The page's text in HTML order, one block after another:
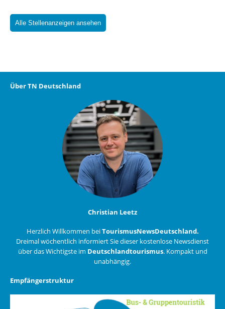
Alle Stellenanzeigen ansehen
Über TN Deutschland
Christian Leetz
Herzlich Willkommen beiTourismusNewsDeutschland.
Dreimal wöchentlich informiert Sie dieser kostenlose Newsdienst
über das Wichtigste im Deutschlandtourismus. Kompakt und
unabhängig.
Empfängerstruktur